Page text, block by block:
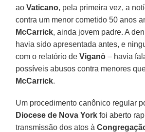
aoVaticano, pela primeira vez, a
contra um menor cometido 50 anos
McCarrick, ainda jovem padre. A
havia sido apresentada antes, e
com o relatório deViganò – havia
possíveis abusos contra menores
McCarrick.
Um procedimento canônico regular
Diocese de Nova York foi aberto
transmissão dos atos à